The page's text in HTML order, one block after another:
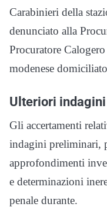
Carabinieri della
denunciato alla
Procuratore
modenese
Ulteriori indagini
Gli accertamenti
indagini preliminari,
approfondimenti
e determinazioni
penale durante.